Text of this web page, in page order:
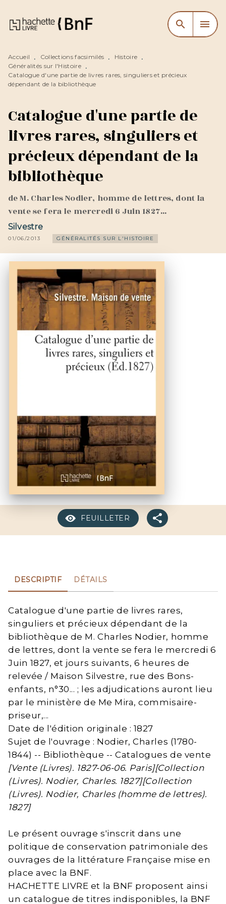
MENU RECHERCHE
CONTENU
search menu
Accueil • Collections facsimilés • Histoire •
Généralités sur l'Histoire
•
Catalogue d'une partie de livres rares, singuliers et précieux
dépendant de la bibliothèque
Catalogue d'une partie de
livres rares, singuliers et
précieux dépendant de la
bibliothèque
de M. Charles Nodier, homme de lettres, dont la
vente se fera le mercredi 6 Juin 1827...
Silvestre
01/06/2013 GÉNÉRALITÉS SUR L'HISTOIRE
FEUILLETER
DESCRIPTIF DÉTAILS
Catalogue d'une partie de livres rares,
singuliers et précieux dépendant de la
bibliothèque de M. Charles Nodier, homme
de lettres, dont la vente se fera le mercredi 6
Juin 1827, et jours suivants, 6 heures de
relevée / Maison Silvestre, rue des Bons-
enfants, n°30... ; les adjudications auront lieu
par le ministère de Me Mira, commisaire-
priseur,...
Date de l'édition originale : 1827
Sujet de l'ouvrage : Nodier, Charles (1780-
1844) -- Bibliothèque -- Catalogues de vente
[Vente (Livres). 1827-06-06. Paris][Collection
(Livres). Nodier, Charles. 1827][Collection
(Livres). Nodier, Charles (homme de lettres).
1827]
Le présent ouvrage s'inscrit dans une
politique de conservation patrimoniale des
ouvrages de la littérature Française mise en
place avec la BNF.
HACHETTE LIVRE et la BNF proposent ainsi
un catalogue de titres indisponibles, la BNF